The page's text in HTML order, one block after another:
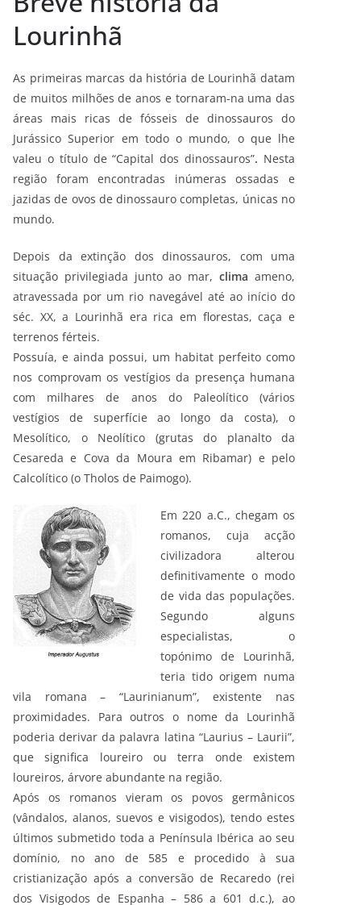
Lourinhã
As primeiras marcas da história de Lourinhã datam
de muitos milhões de anos e tornaram-na uma das
áreas mais ricas de fósseis de dinossauros do
Jurássico Superior em todo o mundo, o que lhe
valeu o título de “Capital dos dinossauros”. Nesta
região foram encontradas inúmeras ossadas e
jazidas de ovos de dinossauro completas, únicas no
mundo.
Depois da extinção dos dinossauros, com uma
situação privilegiada junto ao mar,clima ameno,
atravessada por um rio navegável até ao início do
séc. XX, a Lourinhã era rica em florestas, caça e
terrenos férteis.
Possuía, e ainda possui, um habitat perfeito como
nos comprovam os vestígios da presença humana
com milhares de anos do Paleolítico (vários
vestígios de superfície ao longo da costa), o
Mesolítico, o Neolítico (grutas do planalto da
Cesareda e Cova da Moura em Ribamar) e pelo
Calcolítico (o Tholos de Paimogo).
Em 220 a.C., chegam os
romanos, cuja acção
civilizadora alterou
definitivamente o modo
de vida das populações.
Segundo alguns
especialistas, o
topónimo de Lourinhã,
teria tido origem numa
vila romana – “Laurinianum”, existente nas
proximidades. Para outros o nome da Lourinhã
poderia derivar da palavra latina “Laurius – Laurii”,
que significa loureiro ou terra onde existem
loureiros, árvore abundante na região.
Após os romanos vieram os povos germânicos
(vândalos, alanos, suevos e visigodos), tendo estes
últimos submetido toda a Península Ibérica ao seu
domínio, no ano de 585 e procedido à sua
cristianização após a conversão de Recaredo (rei
dos Visigodos de Espanha – 586 a 601 d.c.), ao